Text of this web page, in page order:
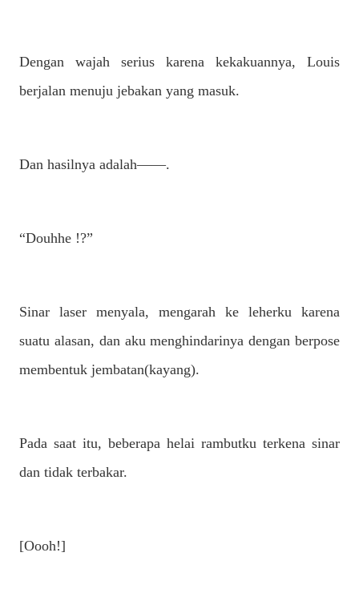
Dengan wajah serius karena kekakuannya, Louis
berjalan menuju jebakan yang masuk.
Dan hasilnya adalah——.
“Douhhe !?”
Sinar laser menyala, mengarah ke leherku karena
suatu alasan, dan aku menghindarinya dengan berpose
membentuk jembatan(kayang).
Pada saat itu, beberapa helai rambutku terkena sinar
dan tidak terbakar.
[Oooh!]